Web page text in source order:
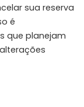
sua reserva
é
que planejam